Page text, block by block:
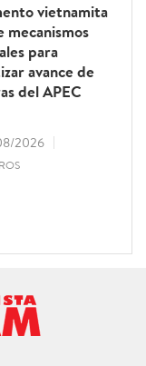
vietnamita
mecanismos
para
avance de
del APEC
2026